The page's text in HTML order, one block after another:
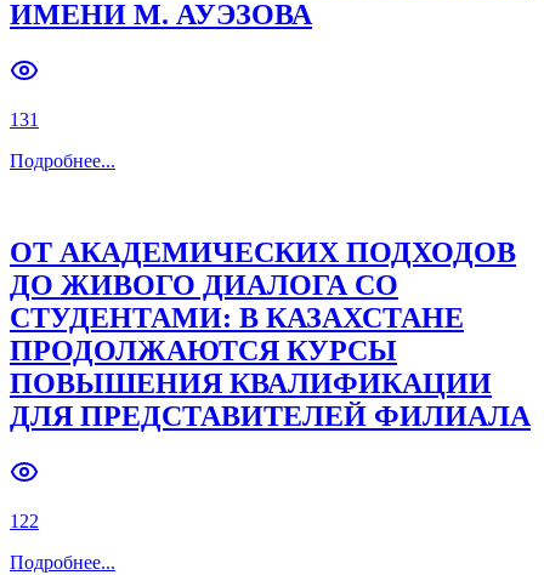
ИМЕНИ М. АУЭЗОВА
131
Подробнее...
ОТ АКАДЕМИЧЕСКИХ ПОДХОДОВ
ДО ЖИВОГО ДИАЛОГА СО
СТУДЕНТАМИ: В КАЗАХСТАНЕ
ПРОДОЛЖАЮТСЯ КУРСЫ
ПОВЫШЕНИЯ КВАЛИФИКАЦИИ
ДЛЯ ПРЕДСТАВИТЕЛЕЙ ФИЛИАЛА
122
Подробнее...